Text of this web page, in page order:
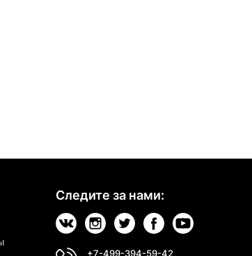
Следите за нами:
+7-499-394-59-42